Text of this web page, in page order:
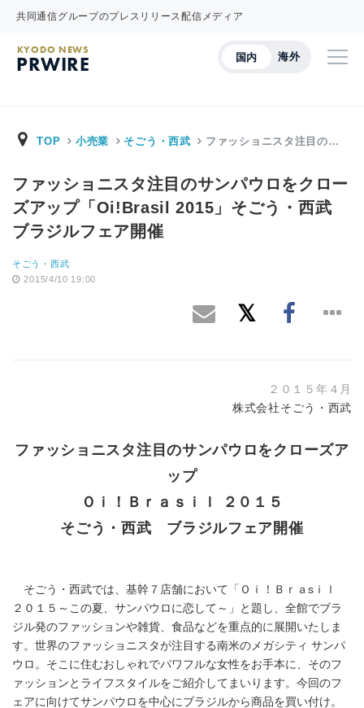
共同通信グループのプレスリリース配信メディア
国内 海外
KYODO NEWS
PRWIRE
TOP 小売業 そごう・西武 ファッショニスタ注目の…
ファッショニスタ注目のサンパウロをクロー
ズアップ「Oi!Brasil 2015」そごう・西武
ブラジルフェア開催
そごう・西武
2015/4/10 19:00
２０１５年４月
株式会社そごう・西武
ファッショニスタ注目のサンパウロをクローズア
ップ
Ｏｉ！Ｂｒａｓｉｌ ２０１５
そごう・西武 ブラジルフェア開催
そごう・西武では、基幹７店舗において「Ｏｉ！Ｂｒａsｉｌ
２０１５～この夏、サンパウロに恋して～」と題し、全館でブラ
ジル発のファッションや雑貨、食品などを重点的に展開いたしま
す。世界のファッショニスタが注目する南米のメガシティ サンパ
ウロ。そこに住むおしゃれでパワフルな女性をお手本に、そのフ
ァッションとライフスタイルをご紹介してまいります。今回のフ
ェアに向けてサンパウロを中心にブラジルから商品を買い付け。